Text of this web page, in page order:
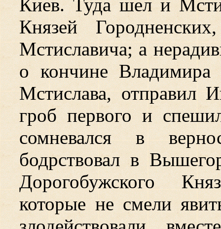
Киев. Туда шел и
Князей
Мстиславича; а
о кончине Владимира
Мстислава, отправил
гроб первого и
сомневался в
бодрствовал в
Дорогобужского
которые не смели